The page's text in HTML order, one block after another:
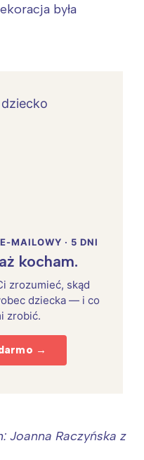
była
MAILOWY · 5 DNI
kocham.
zrozumieć, skąd
dziecka — i co
zrobić.
→
Joanna Raczyńska z